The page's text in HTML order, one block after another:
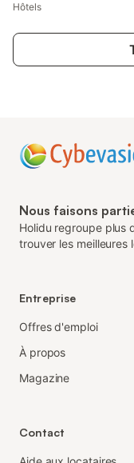
Hôtels
Nous faisons
Holidu regroupe plus
trouver les meilleures
Entreprise
Offres d'emploi
À propos
Magazine
Contact